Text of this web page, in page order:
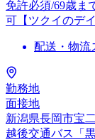
免許必須/69歳ま
可【ツクイのデ
配送・物流
勤務地
面接地
新潟県長岡市宝
越後交通バス「